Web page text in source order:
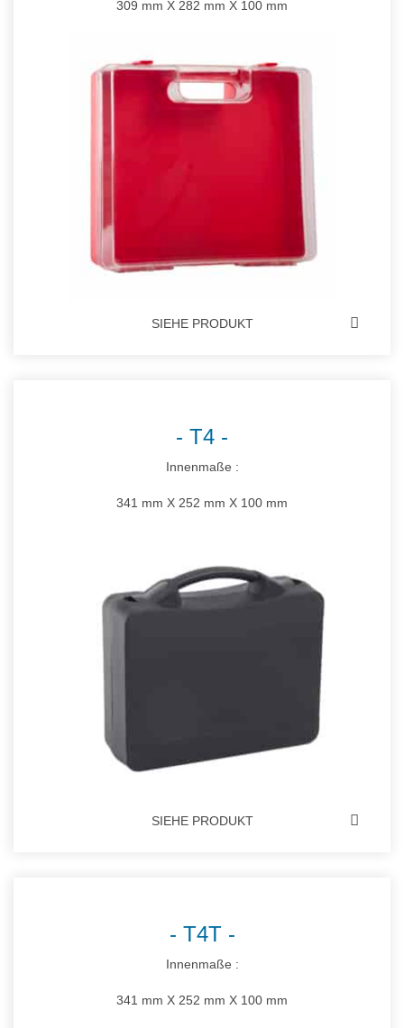
309 mm X 282 mm X 100 mm
SIEHE PRODUKT
T4
Innenmaße :
341 mm X 252 mm X 100 mm
SIEHE PRODUKT
T4T
Innenmaße :
341 mm X 252 mm X 100 mm